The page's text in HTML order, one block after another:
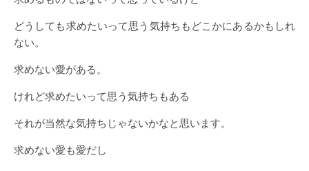
どうしても求めたいって思う気持ちもどこかにあるかもしれ
ない。
求めない愛がある。
けれど求めたいって思う気持ちもある
それが当然な気持ちじゃないかなと思います。
求めない愛も愛だし